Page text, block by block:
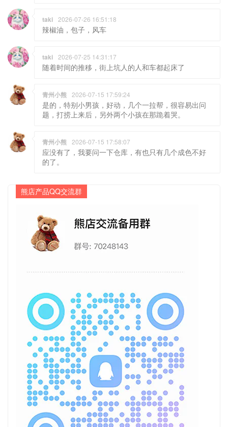
taki 2026-07-26 16:51:18
辣椒油，包子，风车
taki 2026-07-25 14:31:17
随着时间的推移，街上坑人的人和车都起床了
青州小熊 2026-07-15 17:59:24
是的，特别小男孩，好动，几个一拉帮，很容易出问
题，打捞上来后，另外两个小孩在那跪着哭。
青州小熊 2026-07-15 17:58:07
应没有了，我要问一下仓库，有也只有几个成色不好
的了。
熊店产品QQ交流群